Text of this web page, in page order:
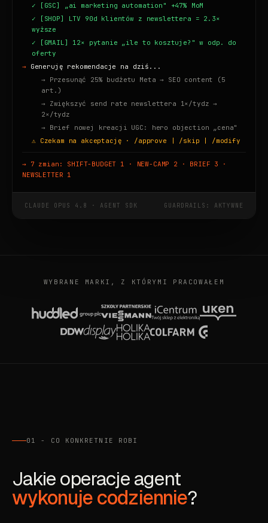
[GSC] „ai marketing automation" +47% MoM
[SHOP] LTV 90d klientów z newslettera = 2.3×
wyższe
[GMAIL] 12× pytanie „ile to kosztuje?" w odp. do
oferty
Generuję rekomendacje na dziś...
→ Przesunąć 25% budżetu Meta → SEO content (5
art.)
→ Zwiększyć send rate newslettera 1×/tydz →
2×/tydz
→ Brief nowej kreacji UGC: hero objection „cena"
Czekam na akceptację · /approve | /skip | /modify
→ 7 zmian: SHIFT-BUDGET 1 · NEW-CAMP 2 · BRIEF 3 ·
NEWSLETTER 1
CLAUDE OPUS 4.8 · AGENT SDK GUARDRAILS: AKTYWNE
WYBRANE MARKI, Z KTÓRYMI PRACOWAŁEM
01 - CO KONKRETNIE ROBI
Jakie operacje agent
wykonuje codziennie?